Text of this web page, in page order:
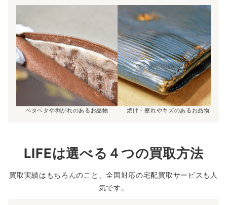
ベタベタや剥がれのあるお品物 焼け・擦れやキズのあるお品物
LIFEは選べる４つの買取方法
買取実績はもちろんのこと、全国対応の宅配買取サービスも人
気です。